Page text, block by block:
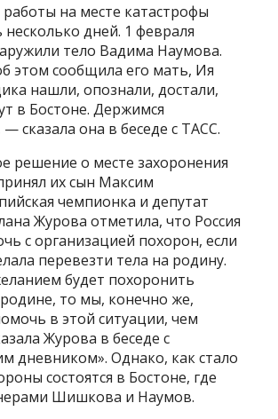
на месте катастрофы
дней. 1 февраля
тело Вадима Наумова.
этом сообщила его мать, Ия
нашли, опознали, достали,
в Бостоне. Держимся
сказала она в беседе с ТАСС.
решение о месте захоронения
их сын Максим
чемпионка и депутат
Журова отметила, что Россия
с организацией похорон, если
перевезти тела на родину.
будет похоронить
то мы, конечно же,
в этой ситуации, чем
Журова в беседе с
дневником». Однако, как стало
состоятся в Бостоне, где
Шишкова и Наумов.